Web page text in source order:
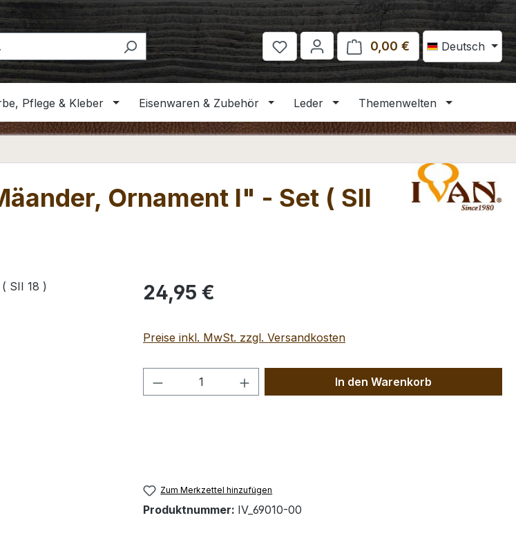
Deutsch
0,00 € Warenkorb
Pflege & Kleber Eisenwaren & Zubehör Leder Themenwelten
Ornament I" - Set ( SII
Regulärer Preis:
24,95 €
Preise inkl. MwSt. zzgl. Versandkosten
Produkt Anzahl: Gib den gewünschten Wert
In den Warenkorb
Zum Merkzettel hinzufügen
Produktnummer: IV_69010-00